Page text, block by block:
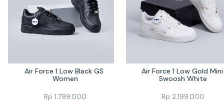
Air Force 1 Low Black GS
Women
Rp 1.799.000
Air Force 1 Low Gold Mini
Swoosh White
Rp 2.199.000